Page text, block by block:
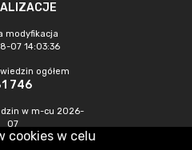
modyfikacja
07 14:03:36
ogółem
746
w m-cu 2026-
07
524
cookies w celu